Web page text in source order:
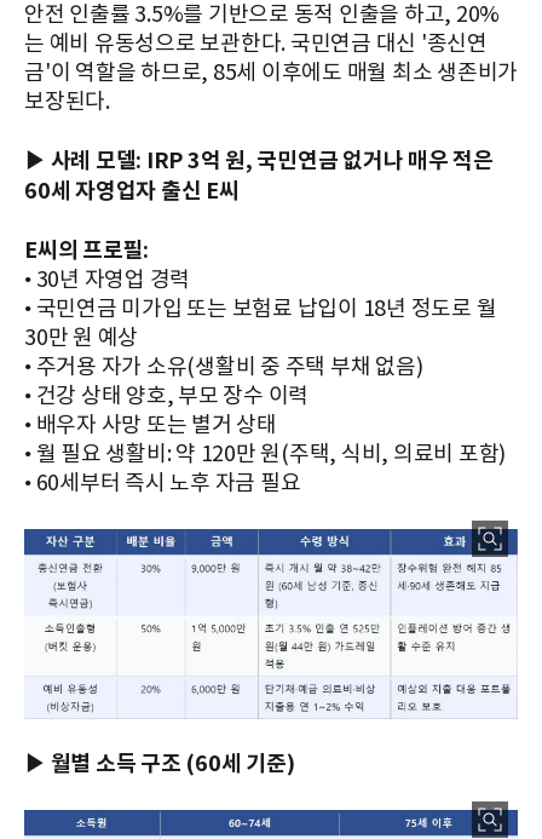
안전 인출률 3.5%를 기반으로 동적 인출을 하고, 20%
는 예비 유동성으로 보관한다. 국민연금 대신 '종신연
금'이 역할을 하므로, 85세 이후에도 매월 최소 생존비가
보장된다.
▶ 사례 모델: IRP 3억 원, 국민연금 없거나 매우 적은
60세 자영업자 출신 E씨
E씨의 프로필:
• 30년 자영업 경력
• 국민연금 미가입 또는 보험료 납입이 18년 정도로 월
30만 원 예상
• 주거용 자가 소유(생활비 중 주택 부채 없음)
• 건강 상태 양호, 부모 장수 이력
• 배우자 사망 또는 별거 상태
• 월 필요 생활비: 약 120만 원(주택, 식비, 의료비 포함)
• 60세부터 즉시 노후 자금 필요
▶ 월별 소득 구조 (60세 기준)